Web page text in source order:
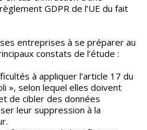
GDPR de l’UE du fait
entreprises à se préparer au
constats de l’étude :
à appliquer l’article 17 du
», selon lequel elles doivent
de cibler des données
leur suppression à la